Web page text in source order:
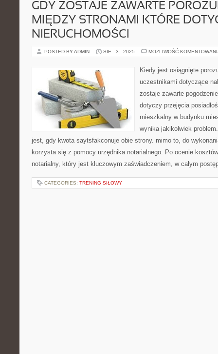
GDY ZOSTAJE ZAWARTE
MIĘDZY STRONAMI KTÓRE
NIERUCHOMOŚCI
POSTED BY ADMIN SIE - 3 - 2025 MOŻLIWOŚĆ
Kiedy jest osiągnięte
uczestnikami dotyczące
zostaje zawarte
dotyczy przejęcia
mieszkalny w budynku
wynika jakikolwiek
jest, gdy kwota saytsfakconuje obie strony. mimo to, do
korzysta się z pomocy urzędnika notarialnego. Po ocenie
notarialny, który jest kluczowym zaświadczeniem, w całym
CATEGORIES: TRENING SIŁOWY